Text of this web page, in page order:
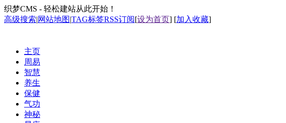
织梦CMS - 轻松建站从此开始！
高级搜索|网站地图|TAG标签RSS订阅[设为首页] [加入收藏]
主页
周易
智慧
养生
保健
气功
神秘